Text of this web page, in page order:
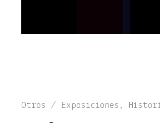
Otros / Exposiciones,